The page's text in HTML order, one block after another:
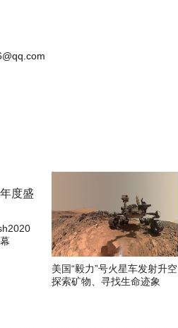
美国“毅力”号火星车发射升空
探索矿物、寻找生命迹象